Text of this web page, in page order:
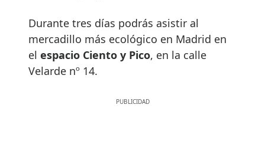
Durante tres días podrás asistir al
mercadillo más ecológico en Madrid en
el espacio Ciento y Pico, en la calle
Velarde nº 14.